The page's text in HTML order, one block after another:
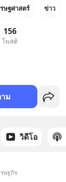
รษฐศาสตร์ ข่าว
156
โพสต์
ม
วิดีโอ
ษฐกิจ